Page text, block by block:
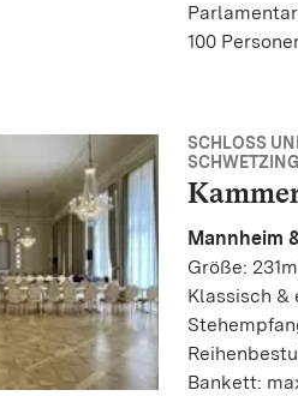
100
SCHLOSS
Mannheim
Größe:
Klassisch &
Bankett: